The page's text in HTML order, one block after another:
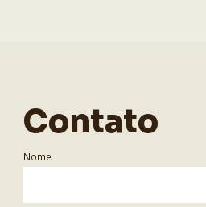
Contato
Nome